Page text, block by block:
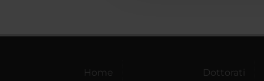
Home
Dottorati